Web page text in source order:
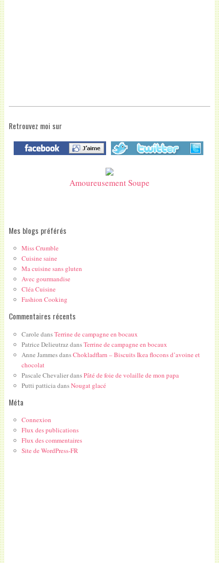
Retrouvez moi sur
Amoureusement Soupe
Mes blogs préférés
Miss Crumble
Cuisine saine
Ma cuisine sans gluten
Avec gourmandise
Cléa Cuisine
Fashion Cooking
Commentaires récents
Carole dansTerrine de campagne en bocaux
Patrice DelieutrazdansTerrine de campagne en bocaux
Anne JammesdansChokladflarn – Biscuits Ikea flocons d’avoine et
chocolat
Pascale ChevalierdansPâté de foie de volaille de mon papa
Putti patticiadansNougat glacé
Méta
Connexion
Flux des publications
Flux des commentaires
Site de WordPress-FR